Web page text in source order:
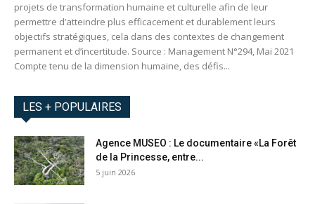
projets de transformation humaine et culturelle afin de leur
permettre d’atteindre plus efficacement et durablement leurs
objectifs stratégiques, cela dans des contextes de changement
permanent et d’incertitude. Source : Management N°294, Mai 2021
Compte tenu de la dimension humaine, des défis...
LES + POPULAIRES
Agence MUSEO : Le documentaire «La Forêt
de la Princesse, entre...
5 juin 2026